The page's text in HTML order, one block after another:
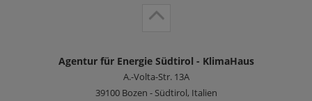
Agentur für Energie Südtirol - KlimaHaus
A.-Volta-Str. 13A
39100 Bozen - Südtirol, Italien